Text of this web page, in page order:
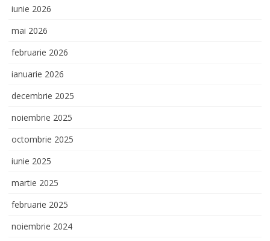
iunie 2026
mai 2026
februarie 2026
ianuarie 2026
decembrie 2025
noiembrie 2025
octombrie 2025
iunie 2025
martie 2025
februarie 2025
noiembrie 2024